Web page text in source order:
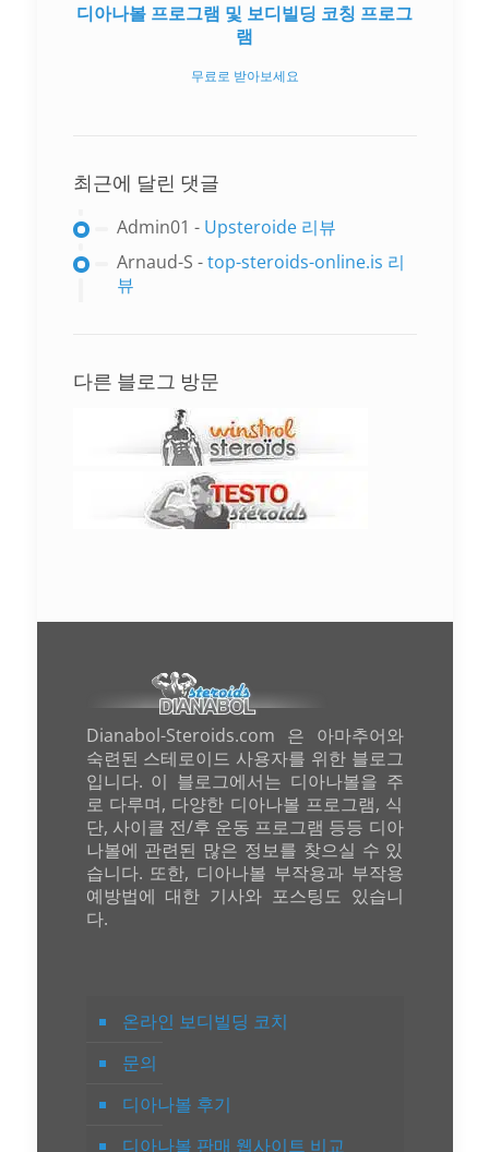
디아나볼 프로그램 및 보디빌딩 코칭 프로그
램
무료로 받아보세요
최근에 달린 댓글
Admin01 - Upsteroide 리뷰
Arnaud-S -top-steroids-online.is 리
뷰
다른 블로그 방문
Dianabol-Steroids.com 은 아마추어와
숙련된 스테로이드 사용자를 위한 블로그
입니다. 이 블로그에서는 디아나볼을 주
로 다루며, 다양한 디아나볼 프로그램, 식
단, 사이클 전/후 운동 프로그램 등등 디아
나볼에 관련된 많은 정보를 찾으실 수 있
습니다. 또한, 디아나볼 부작용과 부작용
예방법에 대한 기사와 포스팅도 있습니
다.
온라인 보디빌딩 코치
문의
디아나볼 후기
디아나볼 판매 웹사이트 비교